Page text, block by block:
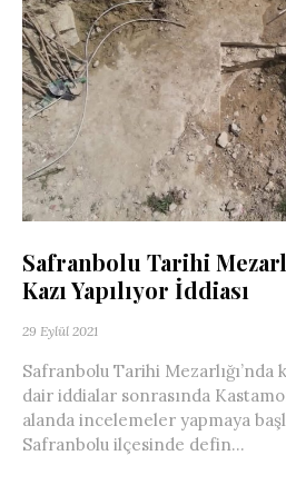
Safranbolu Tarihi
Kazı Yapılıyor İddiası
29 Eylül 2021
Safranbolu Tarihi Mezarlığı’nda
dair iddialar sonrasında
alanda incelemeler yapmaya
Safranbolu ilçesinde defin...